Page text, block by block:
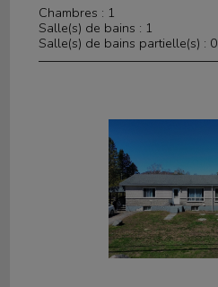
Chambres : 1
Salle(s) de bains : 1
Salle(s) de bains partielle(s) : 0